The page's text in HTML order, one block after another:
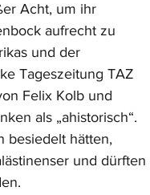
Acht, um ihr
aufrecht zu
und der
Tageszeitung TAZ
Felix Kolb und
als „ahistorisch“.
besiedelt hätten,
und dürften